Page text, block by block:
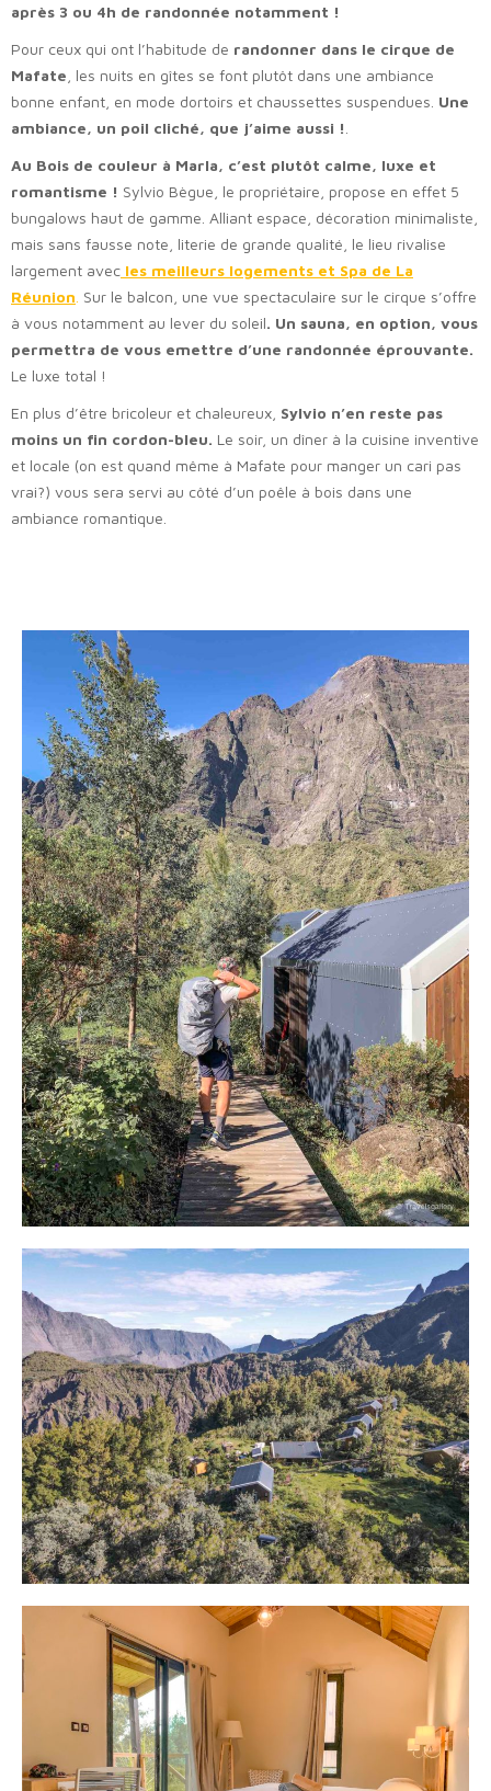
après 3 ou 4h de randonnée notamment !
Pour ceux qui ont l’habitude de randonner dans le cirque de
Mafate , les nuits en gîtes se font plutôt dans une ambiance
bonne enfant, en mode dortoirs et chaussettes suspendues. Une
ambiance, un poil cliché, que j’aime aussi !
Au Bois de couleur à Marla, c’est plutôt calme, luxe et
romantisme ! Sylvio Bègue, le propriétaire, propose en effet 5
bungalows haut de gamme. Alliant espace, décoration minimaliste,
mais sans fausse note, literie de grande qualité, le lieu rivalise
largement avec les meilleurs logements et Spa de La
Réunion Sur le balcon, une vue spectaculaire sur le cirque s’offre
à vous notamment au lever du soleil. Un sauna, en option, vous
permettra de vous emettre d’une randonnée éprouvante.
Le luxe total !
En plus d’être bricoleur et chaleureux, Sylvio n’en reste pas
moins un fin cordon-bleu. Le soir, un dîner à la cuisine inventive
et locale (on est quand même à Mafate pour manger un cari pas
vrai?) vous sera servi au côté d’un poêle à bois dans une
ambiance romantique.